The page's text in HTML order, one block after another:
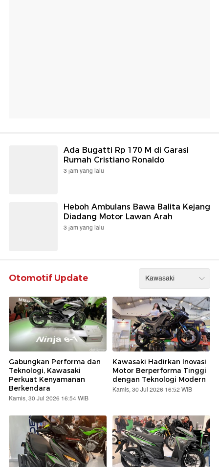
Ada Bugatti Rp 170 M di Garasi
Rumah Cristiano Ronaldo
3 jam yang lalu
Heboh Ambulans Bawa Balita Kejang
Diadang Motor Lawan Arah
3 jam yang lalu
Otomotif Update
Gabungkan Performa dan
Teknologi, Kawasaki
Perkuat Kenyamanan
Berkendara
Kamis, 30 Jul 2026 16:54 WIB
Kawasaki Hadirkan Inovasi
Motor Berperforma Tinggi
dengan Teknologi Modern
Kamis, 30 Jul 2026 16:52 WIB